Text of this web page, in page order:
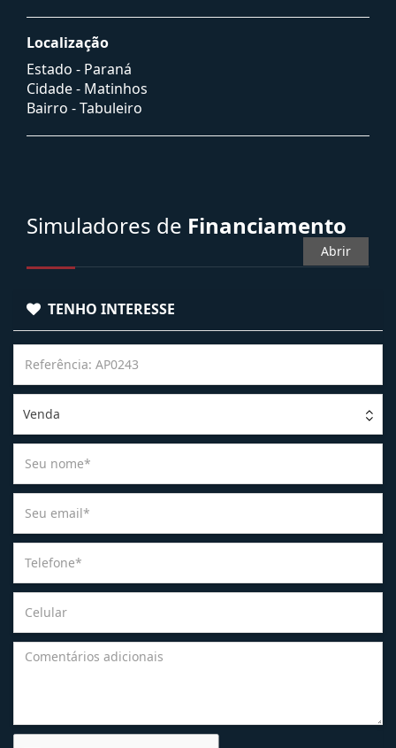
Localização
Estado - Paraná
Cidade - Matinhos
Bairro -Tabuleiro
Simuladores de Financiamento
Abrir
TENHO INTERESSE
Venda